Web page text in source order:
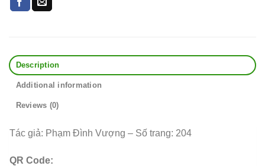
Description
Additional information
Reviews (0)
Tác giả: Phạm Đình Vượng – Số trang: 204
QR Code: